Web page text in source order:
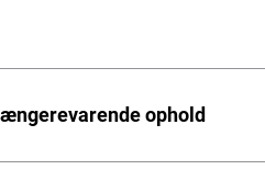
ophold